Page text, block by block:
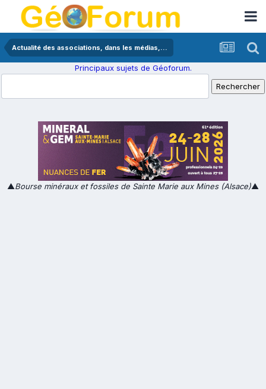
Actualité des associations, dans les médias,...
Principaux sujets de Géoforum.
▲Bourse minéraux et fossiles de Sainte Marie aux Mines (Alsace)▲